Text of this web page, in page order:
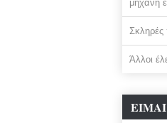
μηχανή
Σκληρές
Άλλοι